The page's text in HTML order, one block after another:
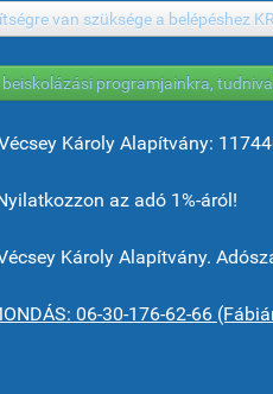
van szüksége a belépéshez
programjainkra,
Károly Alapítvány:
az adó 1%-áról!
Károly Alapítvány.
06-30-176-62-66